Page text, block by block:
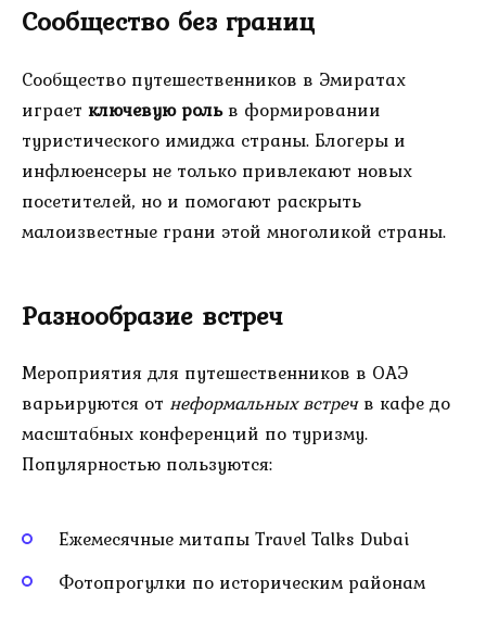
Сообщество без границ
Сообщество путешественников в Эмиратах
играет ключевую рольв формировании
туристического имиджа страны. Блогеры и
инфлюенсеры не только привлекают новых
посетителей, но и помогают раскрыть
малоизвестные грани этой многоликой страны.
Разнообразие встреч
Мероприятия для путешественников в ОАЭ
варьируются от неформальных встречв кафе до
масштабных конференций по туризму.
Популярностью пользуются:
Ежемесячные митапы Travel Talks Dubai
Фотопрогулки по историческим районам